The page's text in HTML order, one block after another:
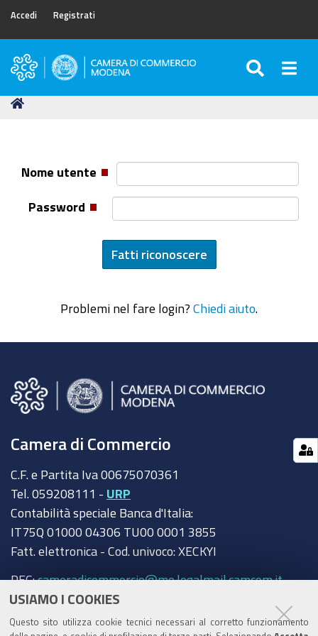
USIAMO I COOKIES
Questo sito utilizza cookie tecnici necessari al corretto funzionamento
Accedi Registrati
Camera
Commercio
Tu
Nome utente
Password
Problemi nel fare login? Chiedi aiuto
Camera di Commercio
C.F. e Partita Iva 00675070361
Tel. 059208111 - URP
Contabilità speciale Banca d'Italia:
IT75Q 01000 04306 TU00 0001 3855
Fatt. elettronica - Cod. univoco: XECKYI
PEC:cameradicommercio@mo.legalmail.camcom.it
Trasparenza